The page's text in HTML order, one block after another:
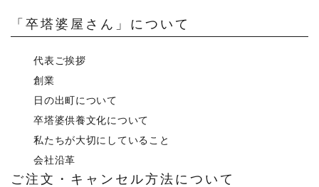
「卒塔婆屋さん」について
代表ご挨拶
創業
日の出町について
卒塔婆供養文化について
私たちが大切にしていること
会社沿革
ご注文・キャンセル方法について